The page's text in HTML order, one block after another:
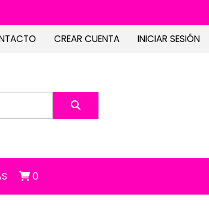
CREAR CUENTA INICIAR SESIÓN
0